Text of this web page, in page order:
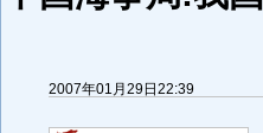
2007年01月29日22:39